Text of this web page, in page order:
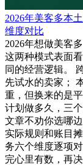
2026年美客多本
维度对比
2026年想做美客
这两种模式表面
同的经营逻辑。
先试水的卖家；
重，但换来的是
计划做多久，三
文章不劝你选哪
实际规则和账目
务六个维度逐项
完心里有数，再